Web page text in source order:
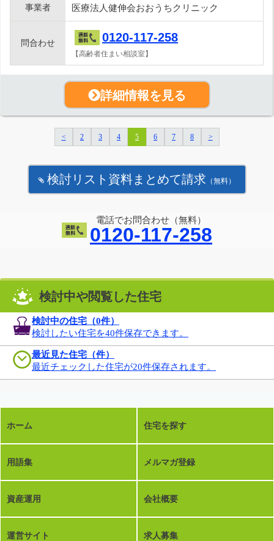
事業者 医療法人健伸会おおうちクリニック
問合わせ 0120-117-258
【高齢者住まい相談室】
詳細情報を見る
< 2 3 4 5 6 7 8 >
検討リスト資料まとめて請求 （無料）
電話でお問合わせ（無料）
0120-117-258
検討中や閲覧した住宅
検討中の住宅（0件）
検討したい住宅を40件保存できます。
最近見た住宅（件）
最近チェックした住宅が20件保存されます。
ホーム 住宅を探す
用語集 メルマガ登録
資産運用 会社概要
運営サイト 求人募集